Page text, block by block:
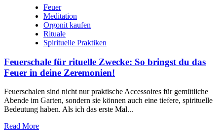
Feuer
Meditation
Orgonit kaufen
Rituale
Spirituelle Praktiken
Feuerschale für rituelle Zwecke: So bringst du das
Feuer in deine Zeremonien!
Feuerschalen sind nicht nur praktische Accessoires für gemütliche
Abende im Garten, sondern sie können auch eine tiefere, spirituelle
Bedeutung haben. Als ich das erste Mal...
Read More